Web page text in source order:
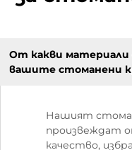
От какви материали
вашите стоманени
Нашият
произвеждат
качество,